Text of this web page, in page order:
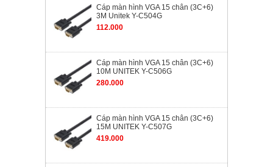
Cáp màn hình VGA 15 chân (3C+6)
3M Unitek Y-C504G
112.000
Cáp màn hình VGA 15 chân (3C+6)
10M UNITEK Y-C506G
280.000
Cáp màn hình VGA 15 chân (3C+6)
15M UNITEK Y-C507G
419.000